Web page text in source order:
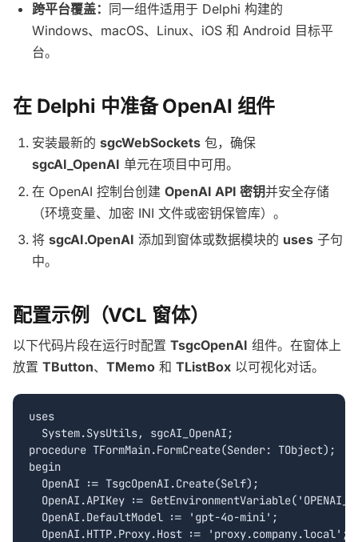
跨平台覆盖： 同一组件适用于 Delphi 构建的
Windows、macOS、Linux、iOS 和 Android 目标平
台。
在 Delphi 中准备 OpenAI 组件
安装最新的 sgcWebSockets 包，确保
sgcAI_OpenAI 单元在项目中可用。
在 OpenAI 控制台创建 OpenAI API 密钥并安全存储
（环境变量、加密 INI 文件或密钥保管库）。
将 sgcAI.OpenAI 添加到窗体或数据模块的 uses 子句
中。
配置示例（VCL 窗体）
以下代码片段在运行时配置 TsgcOpenAI 组件。在窗体上
放置 TButton、 TMemo 和 TListBox 以可视化对话。
uses
  System.SysUtils, sgcAI_OpenAI;
procedure TFormMain.FormCreate(Sender: TObject);
begin
  OpenAI := TsgcOpenAI.Create(Self);
OpenAI.APIKey :=
  OpenAI.DefaultModel := 'gpt-4o-mini';
  OpenAI.HTTP.Proxy.Host := 'proxy.company.local';